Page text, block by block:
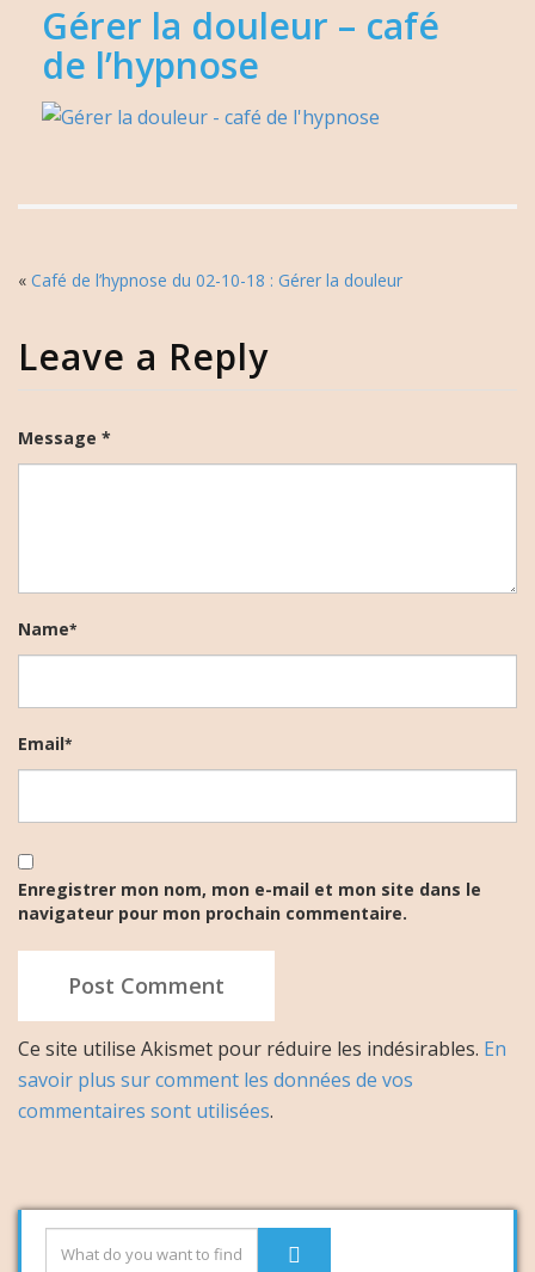
Gérer la douleur – café
de l’hypnose
« Café de l’hypnose du 02-10-18 : Gérer la douleur
Leave a Reply
Message *
Name*
Email*
Enregistrer mon nom, mon e-mail et mon site dans le
navigateur pour mon prochain commentaire.
Ce site utilise Akismet pour réduire les indésirables. En
savoir plus sur comment les données de vos
commentaires sont utilisées.